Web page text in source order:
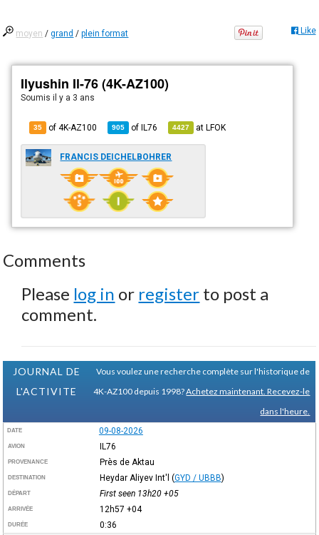
moyen /grand /plein format Like
Ilyushin Il-76 (4K-AZ100)
Soumisil y a 3 ans
35 of 4K-AZ100 905 ofIL76 4427 atLFOK
FRANCIS DEICHELBOHRER
Comments
Please log in or register to post a
comment.
JOURNAL DE
L'ACTIVITE
Vous voulez une recherche complète sur l'historique de
4K-AZ100 depuis 1998?Achetez maintenant. Recevez-le
dans l'heure.
DATE 09-08-2026
AVION IL76
PROVENANCE Près de Aktau
DESTINATION Heydar Aliyev Int'l (GYD / UBBB)
DÉPART First seen 13h20 +05
ARRIVÉE 12h57 +04
DURÉE 0:36